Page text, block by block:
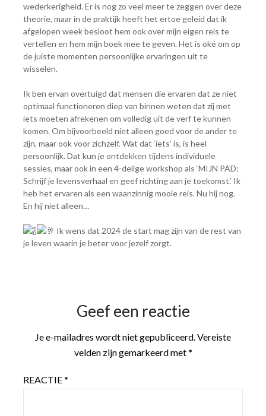
wederkerigheid. Er is nog zo veel meer te zeggen over deze
theorie, maar in de praktijk heeft het ertoe geleid dat ik
afgelopen week besloot hem ook over mijn eigen reis te
vertellen en hem mijn boek mee te geven. Het is oké om op
de juiste momenten persoonlijke ervaringen uit te
wisselen.
Ik ben ervan overtuigd dat mensen die ervaren dat ze niet
optimaal functioneren diep van binnen weten dat zij met
iets moeten afrekenen om volledig uit de verf te kunnen
komen. Om bijvoorbeeld niet alleen goed voor de ander te
zijn, maar ook voor zichzelf. Wat dat ‘iets’ is, is heel
persoonlijk. Dat kun je ontdekken tijdens individuele
sessies, maar ook in een 4-delige workshop als ‘MIJN PAD:
Schrijf je levensverhaal en geef richting aan je toekomst.’ Ik
heb het ervaren als een waanzinnig mooie reis. Nu hij nog.
En hij niet alleen…
Ik wens dat 2024 de start mag zijn van de rest van
je leven waarin je beter voor jezelf zorgt.
Geef een reactie
Je e-mailadres wordt niet gepubliceerd.Vereiste
velden zijn gemarkeerd met*
REACTIE*